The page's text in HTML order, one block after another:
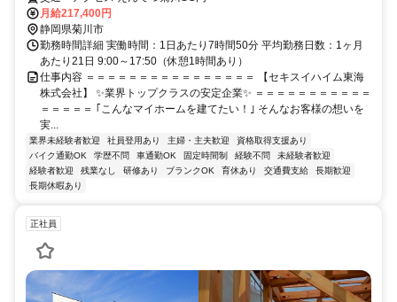
月給217,400円
静岡県菊川市
勤務時間詳細 実働時間：1日あたり7時間50分 平均勤務日数：1ヶ月
あたり21日 9:00～17:50（休憩1時間あり）
仕事内容 ＝＝＝＝＝＝＝＝＝＝＝＝＝＝＝＝ 【セキスイハイム東海
株式会社】 ✨業界トップクラスの安定企業✨ ＝＝＝＝＝＝＝＝＝＝＝
＝＝＝＝＝ ｢こんなマイホームを建てたい！｣ そんなお客様の想いを
実...
業界未経験者歓迎 社員登用あり 主婦・主夫歓迎
資格取得支援あり
バイク通勤OK
学歴不問 車通勤OK 固定時間制 経験不問
未経験者歓迎
経験者歓迎
残業なし 研修あり ブランクOK 育休あり 交通費支給
長期歓迎
長期休暇あり
正社員